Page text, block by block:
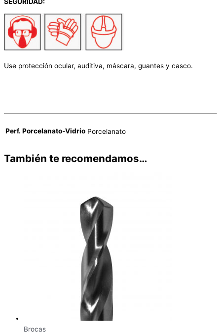
Use protección ocular, auditiva, máscara, guantes y casco.
Perf. Porcelanato-Vidrio Porcelanato
También te recomendamos…
Brocas